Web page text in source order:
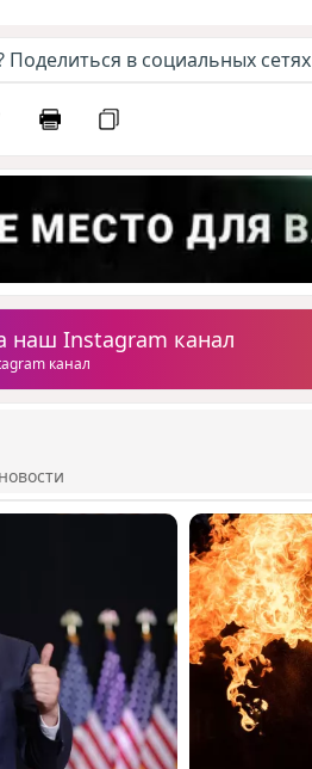
в социальных сетях
наш Instagram канал
канал